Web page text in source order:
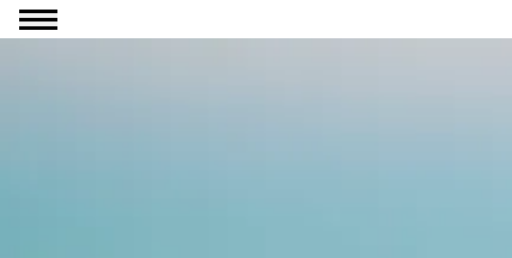
Ga naar inhoud